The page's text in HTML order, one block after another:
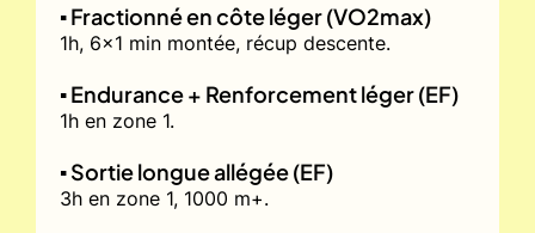
▪️ Fractionné en côte léger (VO2max)
1h, 6x1 min montée, récup descente.
▪️ Endurance + Renforcement léger (EF)
1h en zone 1.
▪️ Sortie longue allégée (EF)
3h en zone 1, 1000 m+.